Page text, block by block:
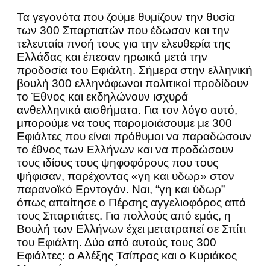
Τα γεγονότα που ζούμε θυμίζουν την θυσία
των 300 Σπαρτιατών που έδωσαν και την
τελευταία πνοή τους για την ελευθερία της
Ελλάδας και έπεσαν ηρωικά μετά την
προδοσία του Εφιάλτη. Σήμερα στην ελληνική
βουλή 300 ελληνόφωνοι πολιτικοί προδίδουν
το Έθνος και εκδηλώνουν ισχυρά
ανθελληνικά αισθήματα. Για τον λόγο αυτό,
μπορούμε να τους παρομοιάσουμε με 300
Εφιάλτες που είναι πρόθυμοι να παραδώσουν
το έθνος των Ελλήνων και να προδώσουν
τους ιδίους τους ψηφοφόρους που τους
ψήφισαν, παρέχοντας «γη και υδωρ» στον
παρανοϊκό Ερντογάν. Ναι, “γη και ύδωρ”
όπως απαίτησε ο Πέρσης αγγελιοφόρος από
τους Σπαρτιάτες. Για πολλούς από εμάς, η
Βουλή των Ελλήνων έχει μετατραπεί σε Σπίτι
του Εφιάλτη. Δύο από αυτούς τους 300
Εφιάλτες: ο Αλέξης Τσίπρας και ο Κυριάκος